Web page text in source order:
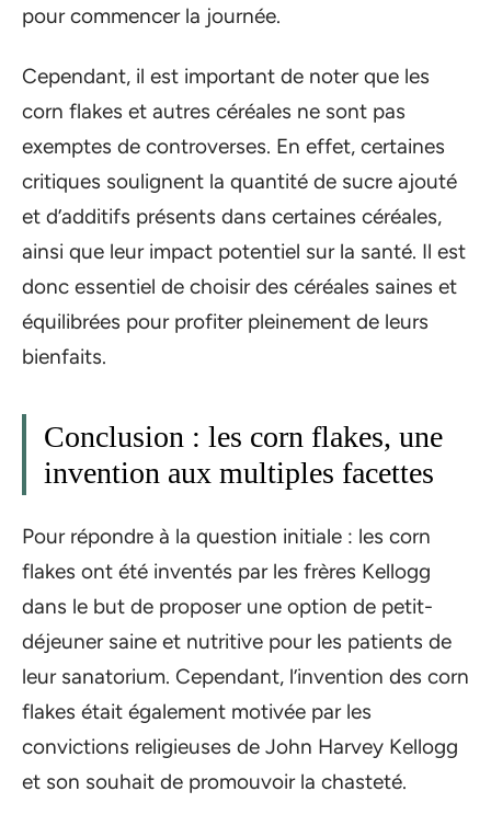
pour commencer la journée.
Cependant, il est important de noter que les
corn flakes et autres céréales ne sont pas
exemptes de controverses. En effet, certaines
critiques soulignent la quantité de sucre ajouté
et d’additifs présents dans certaines céréales,
ainsi que leur impact potentiel sur la santé. Il est
donc essentiel de choisir des céréales saines et
équilibrées pour profiter pleinement de leurs
bienfaits.
Conclusion : les corn flakes, une
invention aux multiples facettes
Pour répondre à la question initiale : les corn
flakes ont été inventés par les frères Kellogg
dans le but de proposer une option de petit-
déjeuner saine et nutritive pour les patients de
leur sanatorium. Cependant, l’invention des corn
flakes était également motivée par les
convictions religieuses de John Harvey Kellogg
et son souhait de promouvoir la chasteté.